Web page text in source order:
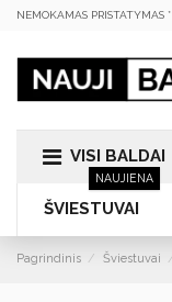
NEMOKAMAS PRISTATYMAS *
VISI BALDAI
ŠVIESTUVAI
NAUJIENA
Pagrindinis Šviestuvai